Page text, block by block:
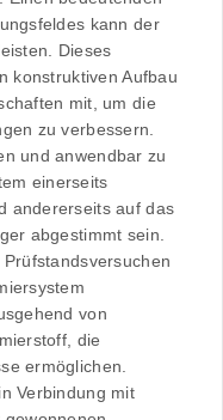
kann der
Dieses
konstruktiven Aufbau
mit, um die
zu verbessern.
und anwendbar zu
einerseits
andererseits auf das
abgestimmt sein.
von
die
ermöglichen.
Verbindung mit